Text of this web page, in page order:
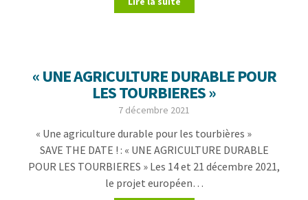
« UNE AGRICULTURE DURABLE POUR
LES TOURBIERES »
7 décembre 2021
« Une agriculture durable pour les tourbières »
SAVE THE DATE ! : « UNE AGRICULTURE DURABLE
POUR LES TOURBIERES » Les 14 et 21 décembre 2021,
le projet européen…